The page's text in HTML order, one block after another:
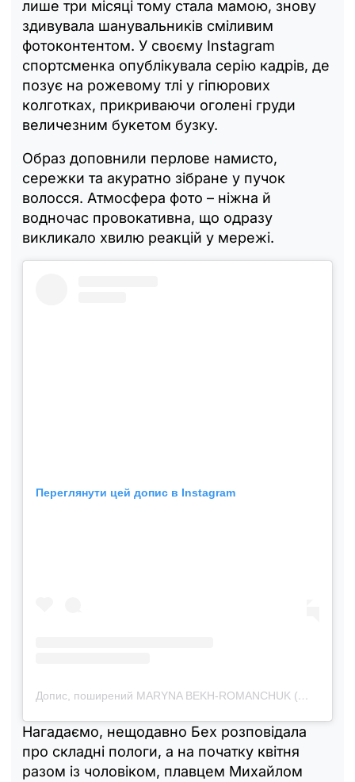
лише три місяці тому стала мамою, знову
здивувала шанувальників сміливим
фотоконтентом. У своєму Instagram
спортсменка опублікувала серію кадрів, де
позує на рожевому тлі у гіпюрових
колготках, прикриваючи оголені груди
величезним букетом бузку.
Образ доповнили перлове намисто,
сережки та акуратно зібране у пучок
волосся. Атмосфера фото – ніжна й
водночас провокативна, що одразу
викликало хвилю реакцій у мережі.
Переглянути цей допис в Instagram
Допис, поширений MARYNA BEKH-ROMANCHUK (@marynabekh)
Нагадаємо, нещодавно Бех розповідала
про складні пологи, а на початку квітня
разом із чоловіком, плавцем Михайлом